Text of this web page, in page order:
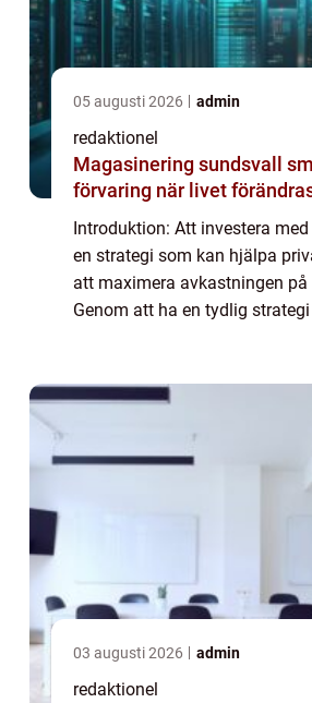
05 augusti 2026 admin
redaktionel
Magasinering sundsvall smart
förvaring när livet
Introduktion: Att investera
en strategi som kan hjälpa
att maximera avkastningen
Genom att ha en tydlig
03 augusti 2026 admin
redaktionel